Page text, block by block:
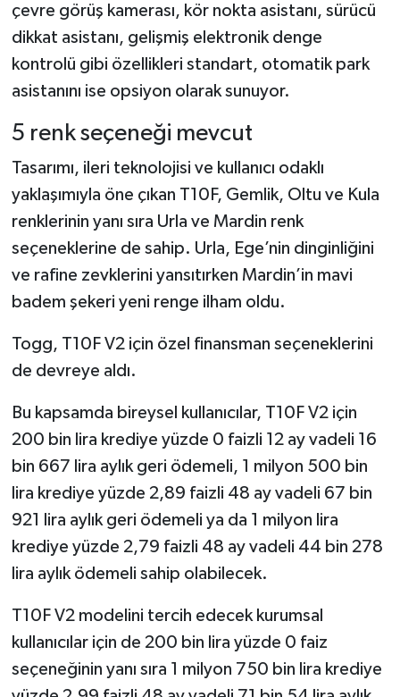
çevre görüş kamerası, kör nokta asistanı, sürücü
dikkat asistanı, gelişmiş elektronik denge
kontrolü gibi özellikleri standart, otomatik park
asistanını ise opsiyon olarak sunuyor.
5 renk seçeneği mevcut
Tasarımı, ileri teknolojisi ve kullanıcı odaklı
yaklaşımıyla öne çıkan T10F, Gemlik, Oltu ve Kula
renklerinin yanı sıra Urla ve Mardin renk
seçeneklerine de sahip. Urla, Ege’nin dinginliğini
ve rafine zevklerini yansıtırken Mardin’in mavi
badem şekeri yeni renge ilham oldu.
Togg, T10F V2 için özel finansman seçeneklerini
de devreye aldı.
Bu kapsamda bireysel kullanıcılar, T10F V2 için
200 bin lira krediye yüzde 0 faizli 12 ay vadeli 16
bin 667 lira aylık geri ödemeli, 1 milyon 500 bin
lira krediye yüzde 2,89 faizli 48 ay vadeli 67 bin
921 lira aylık geri ödemeli ya da 1 milyon lira
krediye yüzde 2,79 faizli 48 ay vadeli 44 bin 278
lira aylık ödemeli sahip olabilecek.
T10F V2 modelini tercih edecek kurumsal
kullanıcılar için de 200 bin lira yüzde 0 faiz
seçeneğinin yanı sıra 1 milyon 750 bin lira krediye